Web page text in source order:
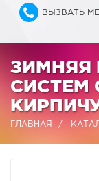
ВЫЗВАТЬ
ЗИМНЯЯ
СИСТЕМ
ГЛАВНАЯ